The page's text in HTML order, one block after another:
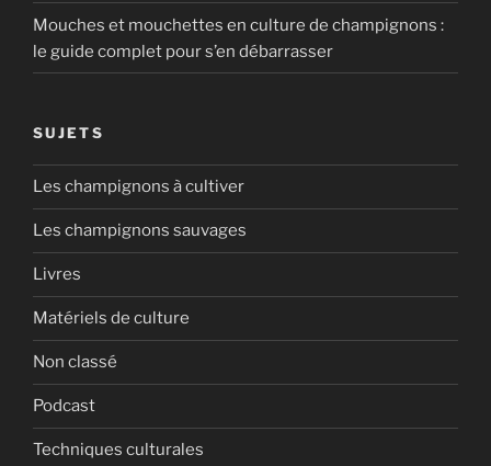
Mouches et mouchettes en culture de champignons :
le guide complet pour s’en débarrasser
SUJETS
Les champignons à cultiver
Les champignons sauvages
Livres
Matériels de culture
Non classé
Podcast
Techniques culturales